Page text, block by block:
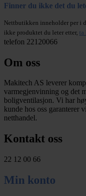
Finner du ikke det du
Nettbutikken inneholder per i
ikke produktet du leter etter, ta
telefon 22120066
Om oss
Makitech AS leverer
varmegjenvinning og det
boligventilasjon. Vi har
kunde hos oss garanterer
netthandel.
Kontakt oss
22 12 00 66
Min konto